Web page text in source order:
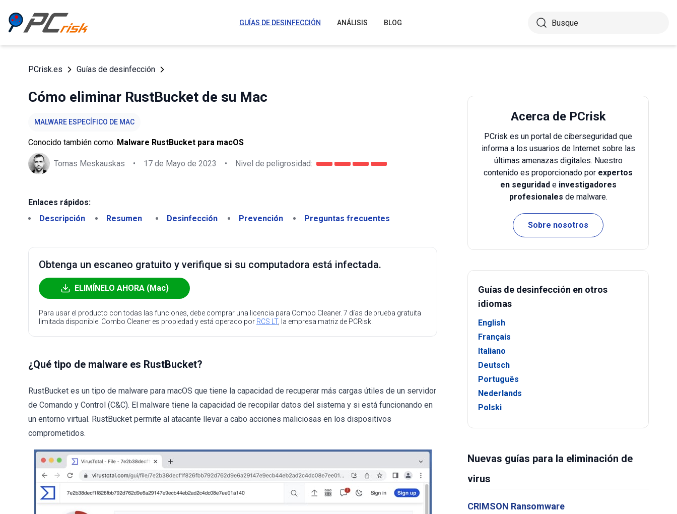
GUÍAS DE DESINFECCIÓN ANÁLISIS BLOG
PCrisk.es Guías de desinfección
Cómo eliminar RustBucket de su Mac
MALWARE ESPECÍFICO DE MAC
Conocido también como: Malware RustBucket para macOS
Tomas Meskauskas • 17 de Mayo de 2023 • Nivel de peligrosidad:
Enlaces rápidos:
Descripción
Resumen Desinfección Prevención Preguntas frecuentes
Obtenga un escaneo gratuito y verifique si su computadora está infectada.
ELIMÍNELO AHORA (Mac)
Para usar el producto con todas las funciones, debe comprar una licencia para Combo Cleaner. 7 días de prueba gratuita
limitada disponible. Combo Cleaner es propiedad y está operado por RCS LT, la empresa matriz de PCRisk.
¿Qué tipo de malware es RustBucket?
RustBucket es un tipo de malware para macOS que tiene la capacidad de recuperar más cargas útiles de un servidor
de Comando y Control (C&C). El malware tiene la capacidad de recopilar datos del sistema y si está funcionando en
un entorno virtual. RustBucket permite al atacante llevar a cabo acciones maliciosas en los dispositivos
comprometidos.
Acerca de PCrisk
PCrisk es un portal de ciberseguridad que
informa a los usuarios de Internet sobre las
últimas amenazas digitales. Nuestro
contenido es proporcionado por expertos
en seguridade investigadores
profesionales de malware.
Sobre nosotros
Guías de desinfección en otros
idiomas
English
Français
Italiano
Deutsch
Português
Nederlands
Polski
Nuevas guías para la eliminación de
virus
CRIMSON Ransomware